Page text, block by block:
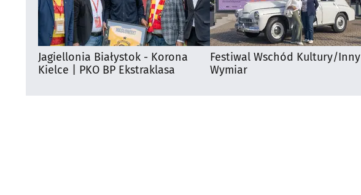
Jagiellonia Białystok - Korona
Kielce | PKO BP Ekstraklasa
Festiwal Wschód Kultury/Inny
Wymiar